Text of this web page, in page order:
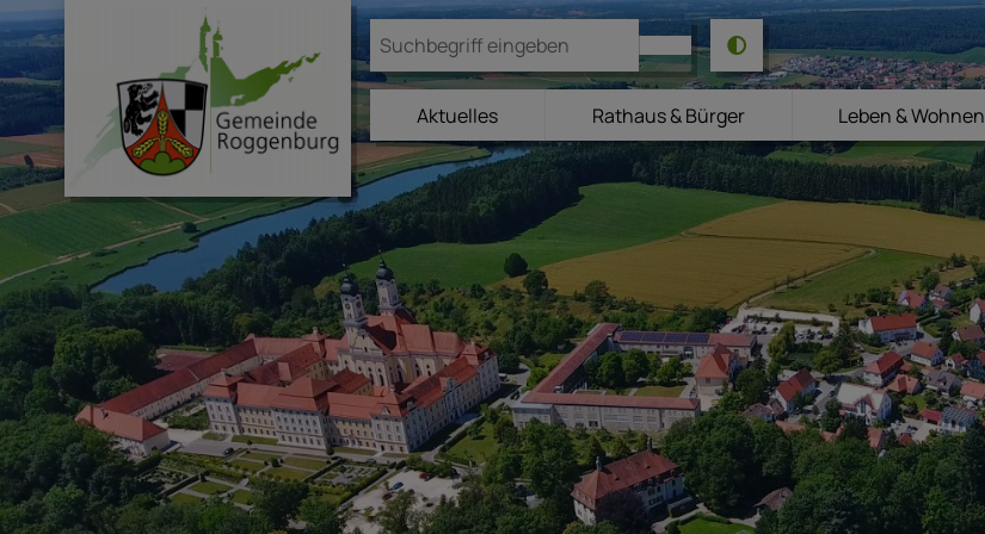
Aktuelles Rathaus & Bürger Leben & Wohnen